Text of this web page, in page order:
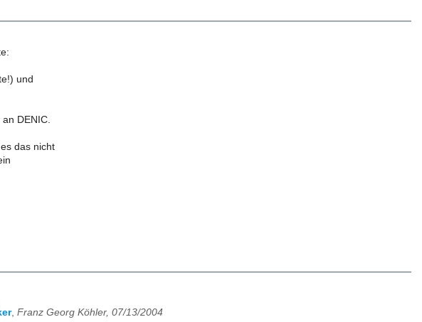
und
DENIC.
das nicht
, Franz Georg Köhler, 07/13/2004